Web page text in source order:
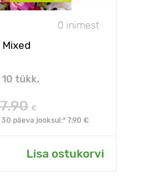
0 inimest
10 tükk.
7.90 €
päeva jooksul:* 7.90 €
Lisa ostukorvi